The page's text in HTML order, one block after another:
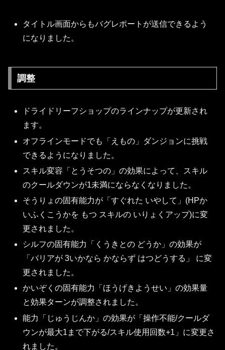
タイトル画面からもバグレポートが送信できるよう
になりました。
調整
ドライドリーフショップのラインナップが更新され
ます。
オフラインモードでも「えもの」ダンジョンに挑戦
できるようになりました。
スキル変容「とうそつの」の効果によって、スキル
のクールダウンが1未満にならなくなりました。
そうりょの固有能力が「すぐれた いやして」(HPか
いふくこうかを もつ スキルの いりょくアップ)に変
更されました。
シルフの固有能力「くうきとの どうか」の効果が
「バリアが 3いかなら かならず はつどうする」 に変
更されました。
かいぞくの固有能力「ほうげきようせい」の効果量
と効果ターンが調整されました。
能力「じゅうじんか」の効果が「操作不能/クールダ
ウンが最大1まで下がる/スキル使用回数+1」に変更さ
れました。